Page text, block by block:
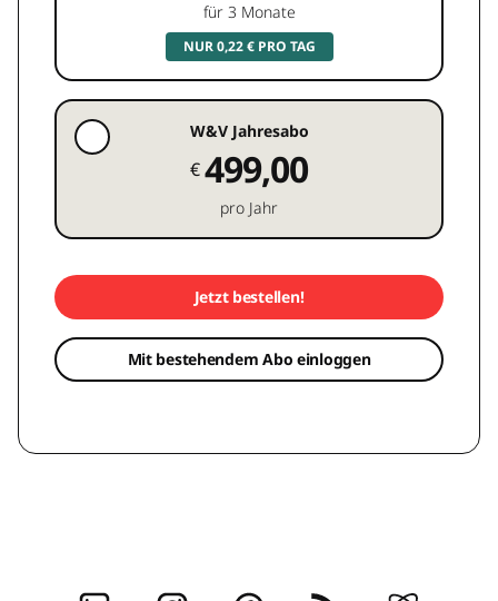
für 3 Monate
NUR 0,22 € PRO TAG
W&V Jahresabo
€499,00
pro Jahr
Jetzt bestellen!
Mit bestehendem Abo einloggen